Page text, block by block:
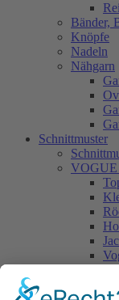
Bänder,
Knöpfe
Nadeln
Nähgarn
Schnittmuster
VOGUE